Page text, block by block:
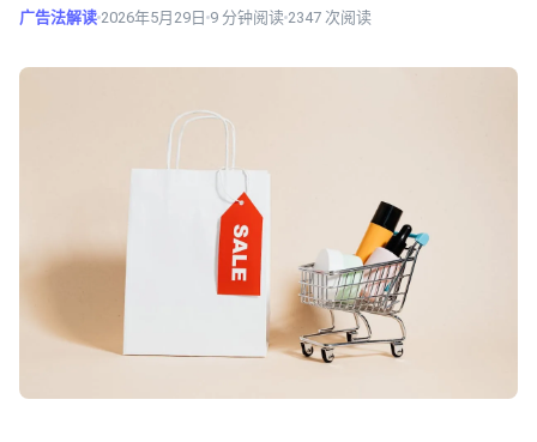
广告法解读 2026年5月29日 9 分钟阅读 2347 次阅读